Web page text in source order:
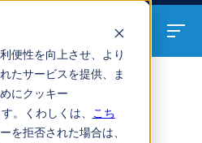
便性を向上させ、より
たサービスを提供、ま
にクッキー
。くわしくは、
こち
を拒否された場合は、
記事一覧